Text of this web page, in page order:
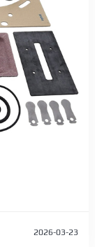
2026-03-23